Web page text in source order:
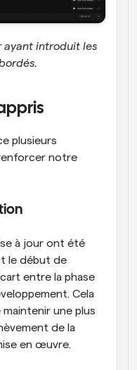
ayant introduit les
plusieurs
notre
à jour ont été
le début de
entre la phase
Cela
une plus
de la
en œuvre.